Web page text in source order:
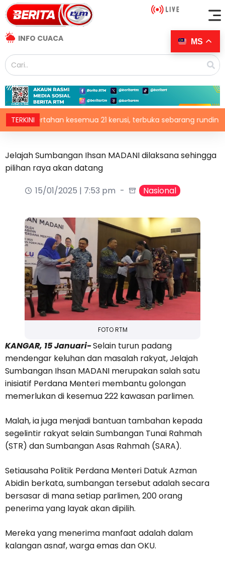
INFO CUACA
TERKINI
pertahan kesemua 21 kerusi, terbuka sebarang rundingan
Jelajah Sumbangan Ihsan MADANI dilaksana sehingga
pilihan raya akan datang
15/01/2025 | 7:53 pm
Nasional
FOTO RTM
KANGAR, 15 Januari-Selain turun padang
mendengar keluhan dan masalah rakyat, Jelajah
Sumbangan Ihsan MADANI merupakan salah satu
inisiatif Perdana Menteri membantu golongan
memerlukan di kesemua 222 kawasan parlimen.
Malah, ia juga menjadi bantuan tambahan kepada
segelintir rakyat selain Sumbangan Tunai Rahmah
(STR) dan Sumbangan Asas Rahmah (SARA).
Setiausaha Politik Perdana Menteri Datuk Azman
Abidin berkata, sumbangan tersebut adalah secara
bersasar di mana setiap parlimen, 200 orang
penerima yang layak akan dipilih.
Mereka yang menerima manfaat adalah dalam
kalangan asnaf, warga emas dan OKU.
MS